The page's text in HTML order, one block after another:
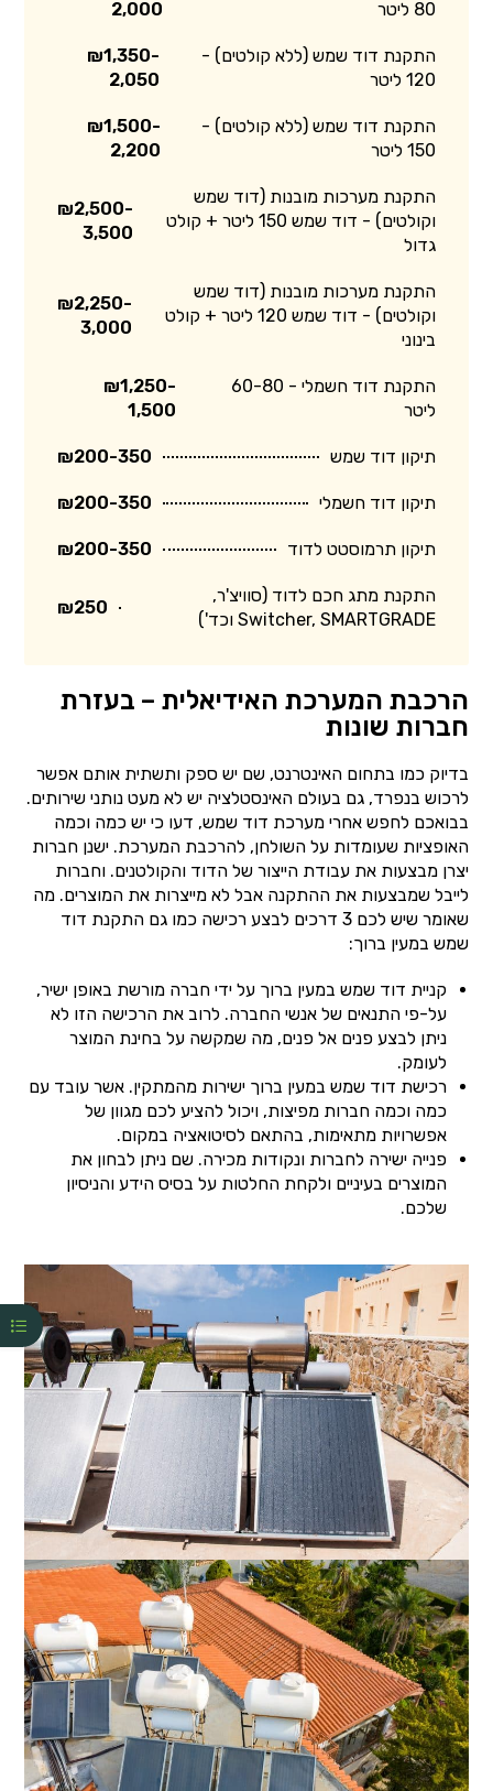
80 ליטר 2,000
התקנת דוד שמש (ללא קולטים) -
120 ליטר
₪1,350-
2,050
התקנת דוד שמש (ללא קולטים) -
150 ליטר
₪1,500-
2,200
התקנת מערכות מובנות (דוד שמש
וקולטים) - דוד שמש 150 ליטר + קולט
גדול
₪2,500-
3,500
התקנת מערכות מובנות (דוד שמש
וקולטים) - דוד שמש 120 ליטר + קולט
בינוני
₪2,250-
3,000
התקנת דוד חשמלי - 60-80
ליטר
₪1,250-
1,500
תיקון דוד שמש ₪200-350
תיקון דוד חשמלי ₪200-350
תיקון תרמוסטט לדוד ₪200-350
התקנת מתג חכם לדוד (סוויצ'ר,
Switcher, SMARTGRADE וכד')
₪250
הרכבת המערכת האידיאלית – בעזרת
חברות שונות
בדיוק כמו בתחום האינטרנט, שם יש ספק ותשתית אותם אפשר
לרכוש בנפרד, גם בעולם האינסטלציה יש לא מעט נותני שירותים.
בבואכם לחפש אחרי מערכת דוד שמש, דעו כי יש כמה וכמה
האופציות שעומדות על השולחן, להרכבת המערכת. ישנן חברות
יצרן מבצעות את עבודת הייצור של הדוד והקולטנים. וחברות
לייבל שמבצעות את ההתקנה אבל לא מייצרות את המוצרים. מה
שאומר שיש לכם 3 דרכים לבצע רכישה כמו גם התקנת דוד
שמש במעין ברוך:
קניית דוד שמש במעין ברוך על ידי חברה מורשת באופן ישיר,
על-פי התנאים של אנשי החברה. לרוב את הרכישה הזו לא
ניתן לבצע פנים אל פנים, מה שמקשה על בחינת המוצר
לעומק.
רכישת דוד שמש במעין ברוך ישירות מהמתקין. אשר עובד עם
כמה וכמה חברות מפיצות, ויכול להציע לכם מגוון של
אפשרויות מתאימות, בהתאם לסיטואציה במקום.
פנייה ישירה לחברות ונקודות מכירה. שם ניתן לבחון את
המוצרים בעיניים ולקחת החלטות על בסיס הידע והניסיון
שלכם.